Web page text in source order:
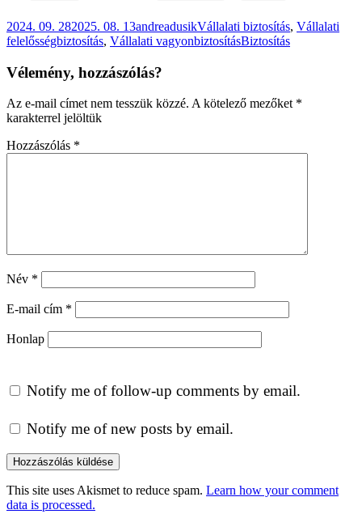
Közzétéve
2024. 09. 282025. 08. 13Szerző
andreadusikKategória
Vállalati biztosítás, Vállalati
felelősségbiztosítás, Vállalati vagyonbiztosításCímke
Biztosítás
Vélemény, hozzászólás?
Az e-mail címet nem tesszük közzé. A kötelező mezőket *
karakterrel jelöltük
Hozzászólás *
Név *
E-mail cím *
Honlap
Notify me of follow-up comments by email.
Notify me of new posts by email.
This site uses Akismet to reduce spam. Learn how your comment
data is processed.